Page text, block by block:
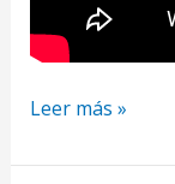
Cómo
a
Leer más »